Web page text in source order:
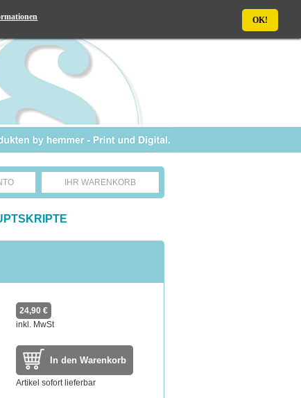
IHR WARENKORB
24,90 €
inkl. MwSt
In den Warenkorb
Artikel sofort lieferbar
OK!